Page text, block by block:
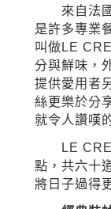
來自法國
是許多專業
叫做LE
分與鮮味，
提供愛用者
絲更樂於分
就令人讚嘆
LE
點，共六十
將日子過得